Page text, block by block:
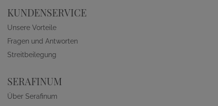
KUNDENSERVICE
Unsere Vorteile
Fragen und Antworten
Streitbeilegung
SERAFINUM
Über Serafinum